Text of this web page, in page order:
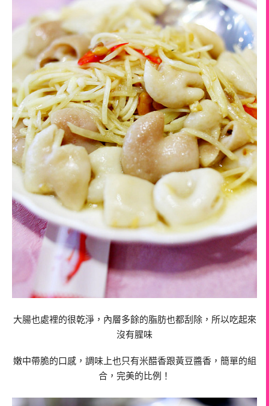
大腸也處裡的很乾淨，內層多餘的脂肪也都刮除，所以吃起來
沒有腥味
嫩中帶脆的口感，調味上也只有米醋香跟黃豆醬香，簡單的組
合，完美的比例！